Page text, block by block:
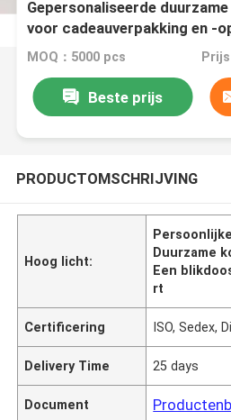
Gepersonaliseerde
voor cadeauverpakking en -
MOQ：5000 pcs
Beste prijs
PRODUCTOMSCHRIJVING
Hoog licht:
Duurzame
Een
rt
Certificering ISO, Sedex,
Delivery Time 25 days
Document